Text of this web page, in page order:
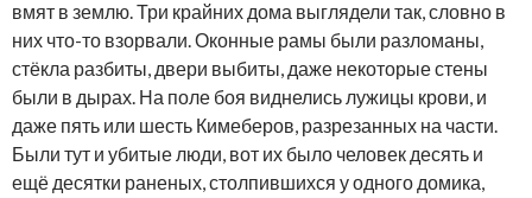
вмят в землю. Три крайних дома выглядели так, словно в
них что-то взорвали. Оконные рамы были разломаны,
стёкла разбиты, двери выбиты, даже некоторые стены
были в дырах. На поле боя виднелись лужицы крови, и
даже пять или шесть Кимеберов, разрезанных на части.
Были тут и убитые люди, вот их было человек десять и
ещё десятки раненых, столпившихся у одного домика,